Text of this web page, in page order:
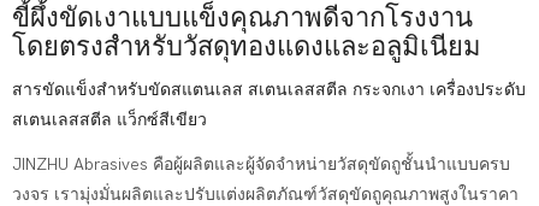
ขี้ผึ้งขัดเงาแบบแข็งคุณภาพดีจากโรงงาน
โดยตรงสำหรับวัสดุทองแดงและอลูมิเนียม
สารขัดแข็งสำหรับขัดสแตนเลส สเตนเลสสตีล กระจกเงา เครื่องประดับ
สเตนเลสสตีล แว็กซ์สีเขียว
JINZHU Abrasives คือผู้ผลิตและผู้จัดจำหน่ายวัสดุขัดถูชั้นนำแบบครบ
วงจร เรามุ่งมั่นผลิตและปรับแต่งผลิตภัณฑ์วัสดุขัดถูคุณภาพสูงในราคา